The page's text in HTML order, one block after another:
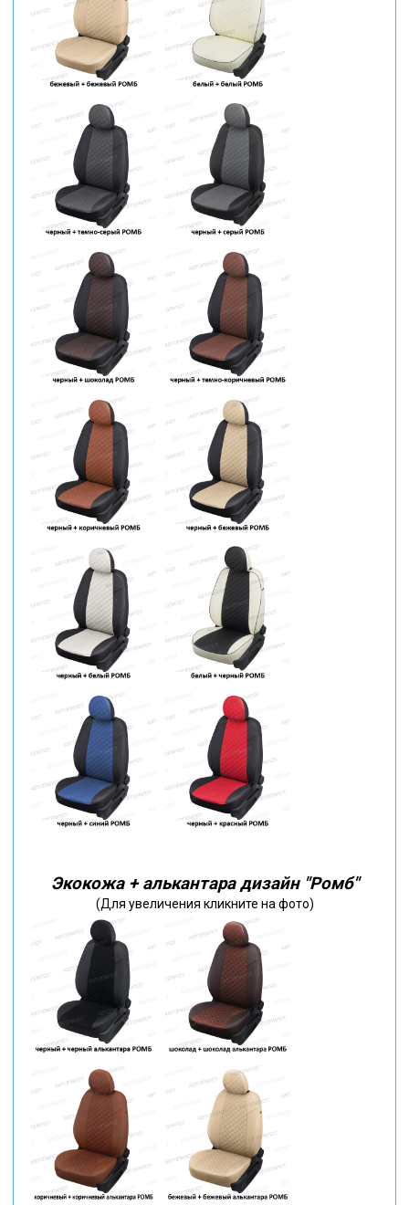
Экокожа + алькантара дизайн "Ромб"
(Для увеличения кликните на фото)